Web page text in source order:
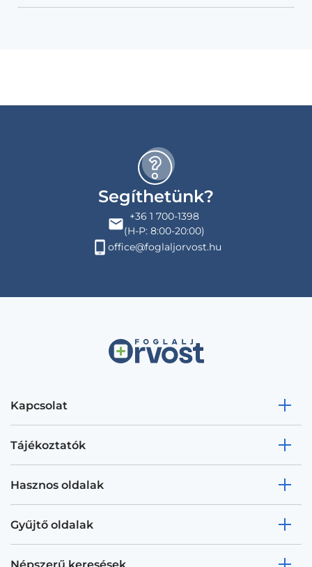
Segíthetünk?
+36 1 700-1398
(H-P: 8:00-20:00)
office@foglaljorvost.hu
Kapcsolat
Tájékoztatók
Hasznos oldalak
Gyűjtő oldalak
Népszerű keresések